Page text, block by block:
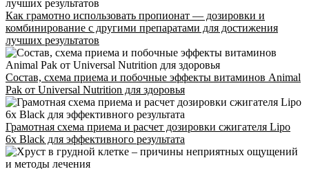
Как грамотно использовать пропионат — дозировки и
комбинирование с другими препаратами для достижения
лучших результатов
Состав, схема приема и побочные эффекты витаминов Animal
Pak от Universal Nutrition для здоровья
Грамотная схема приема и расчет дозировки сжигателя Lipo
6x Black для эффективного результата